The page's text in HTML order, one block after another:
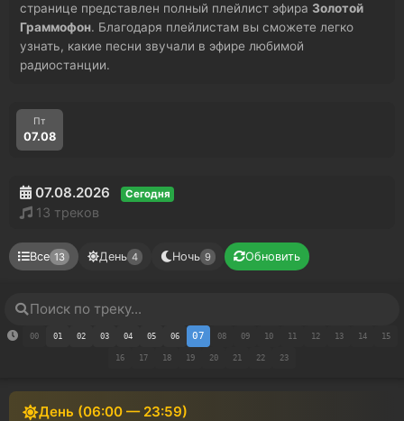
странице представлен полный плейлист эфира Золотой
Граммофон. Благодаря плейлистам вы сможете легко
узнать, какие песни звучали в эфире любимой
радиостанции.
Пт
07.08
07.08.2026 Сегодня
13 треков
Все 13 День 4 Ночь 9 Обновить
00 01 02 03 04 05 06 07 08 09 10 11 12 13 14 15
16 17 18 19 20 21 22 23
День (06:00 — 23:59)